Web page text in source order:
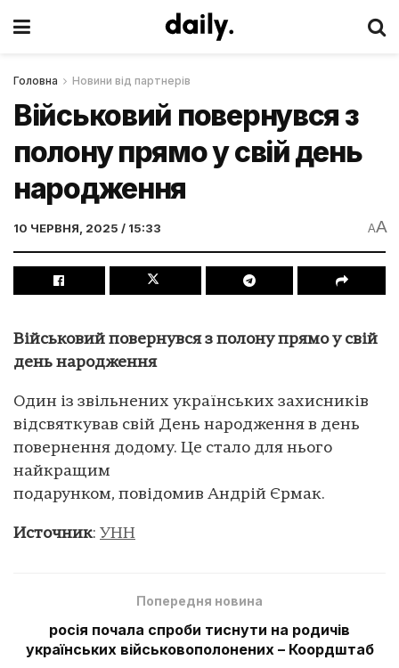
Головна Новини від партнерів
Військовий повернувся з
полону прямо у свій день
народження
10 ЧЕРВНЯ, 2025 / 15:33 AA
Військовий повернувся з полону прямо у свій
день народження
Один із звільнених українських захисників
відсвяткував свій День народження в день
повернення додому. Це стало для нього
найкращим
подарунком, повідомив Андрій Єрмак.
Источник: УНН
Попередня новина
росія почала спроби тиснути на родичів
українських військовополонених – Коордштаб